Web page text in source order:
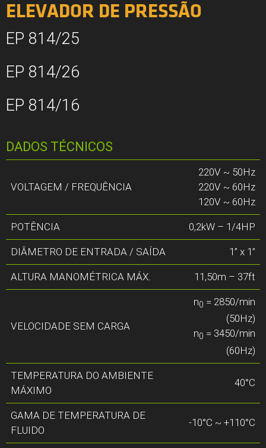
ELEVADOR DE PRESSÃO
EP 814/25
EP 814/26
EP 814/16
DADOS TÉCNICOS
VOLTAGEM / FREQUÊNCIA
220V ~ 50Hz
220V ~ 60Hz
120V ~ 60Hz
POTÊNCIA 0,2kW – 1/4HP
DIÂMETRO DE ENTRADA / SAÍDA 1” x 1”
ALTURA MANOMÉTRICA MÁX. 11,50m – 37ft
VELOCIDADE SEM CARGA
n0 = 2850/min
(50Hz)
n0 = 3450/min
(60Hz)
TEMPERATURA DO AMBIENTE
MÁXIMO
40°C
GAMA DE TEMPERATURA DE
FLUIDO
-10°C ~ +110°C